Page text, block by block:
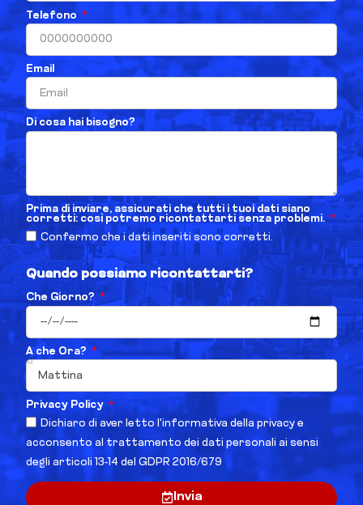
Telefono
Email
Di cosa hai bisogno?
Prima di inviare, assicurati che tutti i tuoi dati siano
corretti: così potremo ricontattarti senza problemi.
Confermo che i dati inseriti sono corretti.
Quando possiamo ricontattarti?
Che Giorno?
A che Ora?
Privacy Policy
Dichiaro di aver letto l'informativa della privacy e
acconsento al trattamento dei dati personali ai sensi
degli articoli 13-14 del GDPR 2016/679
Invia